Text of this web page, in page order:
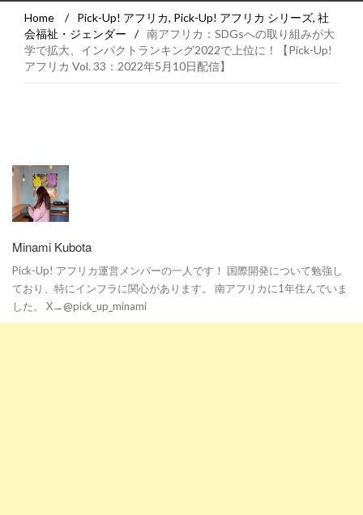
Home / Pick-Up! アフリカ, Pick-Up! アフリカ シリーズ, 社
会福祉・ジェンダー
/ 南アフリカ：SDGsへの取り組みが大
学で拡大、インパクトランキング2022で上位に！【Pick-Up!
アフリカ Vol. 33：2022年5月10日配信】
Minami Kubota
Pick-Up! アフリカ運営メンバーの一人です！ 国際開発について勉強し
ており、特にインフラに関心があります。 南アフリカに1年住んでいま
した。 X→@pick_up_minami